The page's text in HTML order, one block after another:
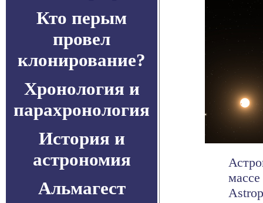
Кто перым
провел
клонирование?
Хронология и
парахронология
История и
астрономия
Альмагест